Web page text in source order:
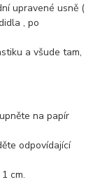
upravené usně (
, po
a všude tam,
na papír
odpovídající
cm.